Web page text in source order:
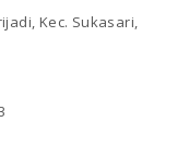
Kec. Sukasari,